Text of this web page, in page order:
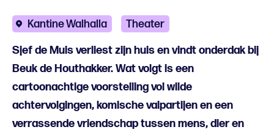
Kantine Walhalla Theater
Sjef de Muis verliest zijn huis en vindt onderdak bij
Beuk de Houthakker. Wat volgt is een
cartoonachtige voorstelling vol wilde
achtervolgingen, komische valpartijen en een
verrassende vriendschap tussen mens, dier en